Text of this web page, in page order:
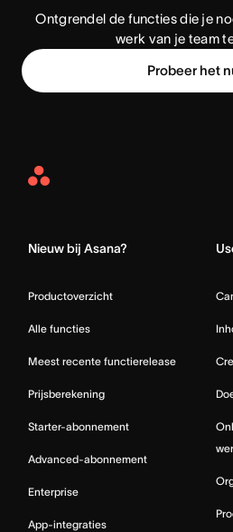
Ontgrendel de functies die je
werk van je team
Probeer het
Asana
Nieuw bij Asana?
Productoverzicht
Alle functies
Meest recente functierelease
Prijsberekening
Starter-abonnement
Advanced-abonnement
Enterprise
App-integraties